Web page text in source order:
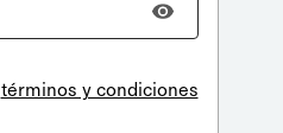
términos y condiciones